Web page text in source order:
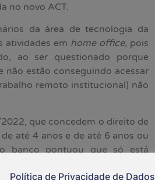
no novo ACT.
da área de tecnologia da
atividades em home office, pois
ao ser questionado porque
não estão conseguindo acessar
remoto institucional] não
que concedem o direito de
até 4 anos e de até 6 anos ou
banco pontuou que só está
habilitadas pelos diretores
Política de Privacidade de Dados